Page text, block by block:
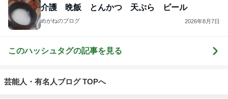
介護 晩飯 とんかつ 天ぷら ビール
めがねのブログ 2026年8月7日
このハッシュタグの記事を見る
芸能人・有名人ブログ TOPへ